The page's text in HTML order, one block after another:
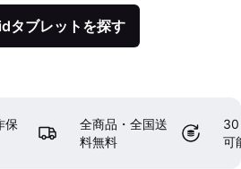
タブレットを探す
保
全商品・全国送
料無料
30
可